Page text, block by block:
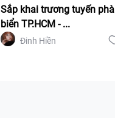
Sắp khai trương tuyến phà
biển TP.HCM - ...
Đinh Hiền